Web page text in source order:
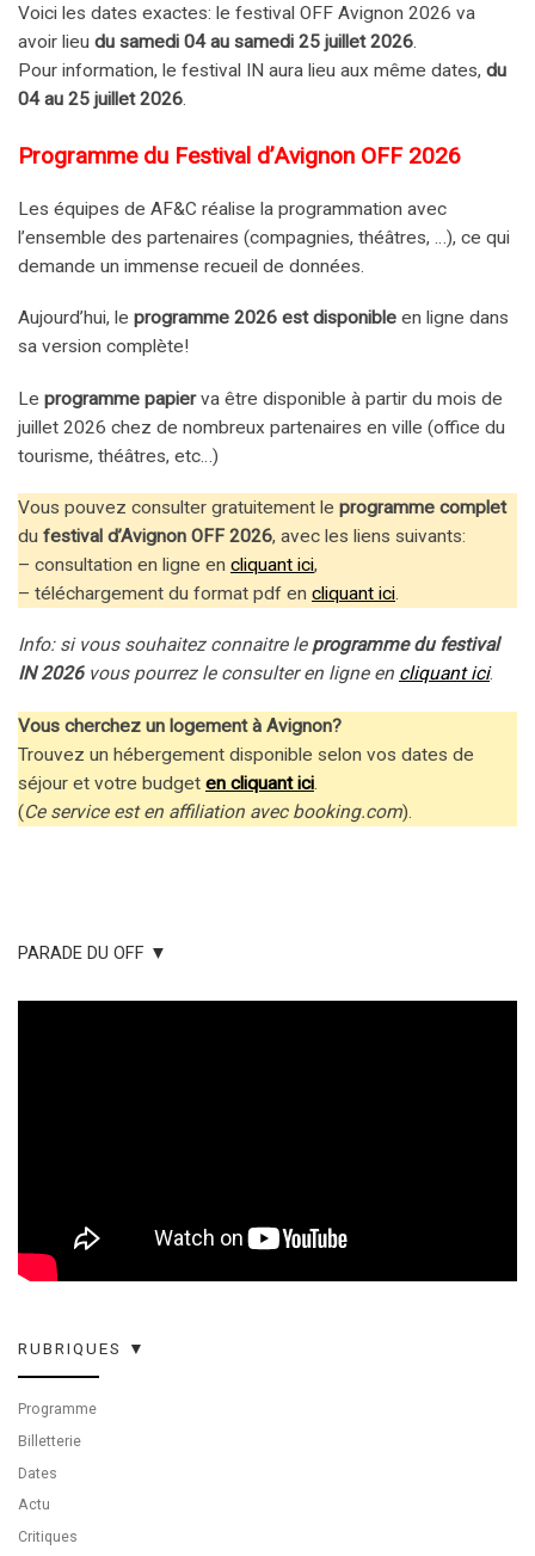
Voici les dates exactes: le festival OFF Avignon 2026 va
avoir lieu du samedi 04 au samedi 25 juillet 2026.
Pour information, le festival IN aura lieu aux même dates, du
04 au 25 juillet 2026.
Programme du Festival d’Avignon OFF 2026
Les équipes de AF&C réalise la programmation avec
l’ensemble des partenaires (compagnies, théâtres, …), ce qui
demande un immense recueil de données.
Aujourd’hui, le programme 2026 est disponible en ligne dans
sa version complète!
Le programme papierva être disponible à partir du mois de
juillet 2026 chez de nombreux partenaires en ville (office du
tourisme, théâtres, etc…)
Vous pouvez consulter gratuitement le programme complet
du festival d’Avignon OFF 2026, avec les liens suivants:
– consultation en ligne en cliquant ici,
– téléchargement du format pdf en cliquant ici.
Info: si vous souhaitez connaitre le programme du festival
IN 2026vous pourrez le consulter en ligne en cliquant ici.
Vous cherchez un logement à Avignon?
Trouvez un hébergement disponible selon vos dates de
séjour et votre budget en cliquant ici.
(Ce service est en affiliation avec booking.com).
PARADE DU OFF ▼
RUBRIQUES ▼
Programme
Billetterie
Dates
Actu
Critiques